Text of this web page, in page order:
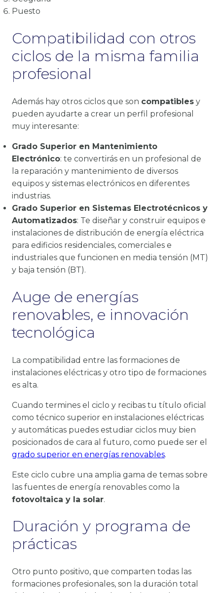
Puesto
Compatibilidad con otros
ciclos de la misma familia
profesional
Además hay otros ciclos que son compatibles y
pueden ayudarte a crear un perfil profesional
muy interesante:
Grado Superior en Mantenimiento
Electrónico: te convertirás en un profesional de
la reparación y mantenimiento de diversos
equipos y sistemas electrónicos en diferentes
industrias.
Grado Superior en Sistemas Electrotécnicos y
Automatizados: Te diseñar y construir equipos e
instalaciones de distribución de energía eléctrica
para edificios residenciales, comerciales e
industriales que funcionen en media tensión (MT)
y baja tensión (BT).
Auge de energías
renovables, e innovación
tecnológica
La compatibilidad entre las formaciones de
instalaciones eléctricas y otro tipo de formaciones
es alta.
Cuando termines el ciclo y recibas tu título oficial
como técnico superior en instalaciones eléctricas
y automáticas puedes estudiar ciclos muy bien
posicionados de cara al futuro, como puede ser el
grado superior en energías renovables.
Este ciclo cubre una amplia gama de temas sobre
las fuentes de energía renovables como la
fotovoltaica y la solar.
Duración y programa de
prácticas
Otro punto positivo, que comparten todas las
formaciones profesionales, son la duración total